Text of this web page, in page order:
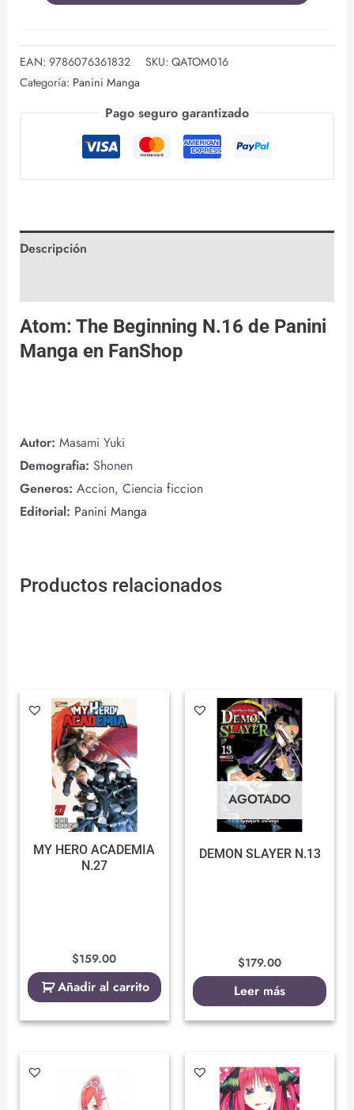
EAN: 9786076361832 SKU: QATOM016
Categoría: Panini Manga
Pago seguro garantizado
Descripción
Atom: The Beginning N.16 de Panini
Manga en FanShop
Autor: Masami Yuki
Demografia: Shonen
Generos: Accion, Ciencia ficcion
Editorial: Panini Manga
Productos relacionados
MY HERO ACADEMIA
N.27
$159.00
Añadir al carrito
AGOTADO
DEMON SLAYER N.13
$179.00
Leer más